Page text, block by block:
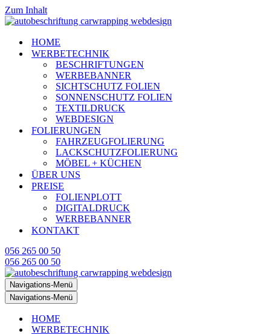
Zum Inhalt
HOME
WERBETECHNIK
BESCHRIFTUNGEN
WERBEBANNER
SICHTSCHUTZ FOLIEN
SONNENSCHUTZ FOLIEN
TEXTILDRUCK
WEBDESIGN
FOLIERUNGEN
FAHRZEUGFOLIERUNG
LACKSCHUTZFOLIERUNG
MÖBEL + KÜCHEN
ÜBER UNS
PREISE
FOLIENPLOTT
DIGITALDRUCK
WERBEBANNER
KONTAKT
056 265 00 50
056 265 00 50
Navigations-Menü
Navigations-Menü
HOME
WERBETECHNIK